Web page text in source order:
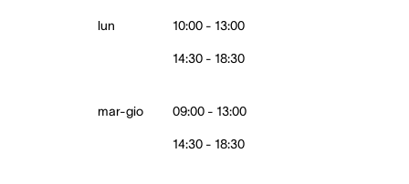
lun 10:00 - 13:00
14:30 - 18:30
mar-gio 09:00 - 13:00
14:30 - 18:30